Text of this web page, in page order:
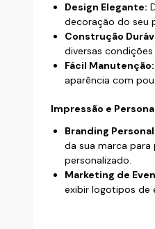
Design Elegante:
decoração do seu
Construção
diversas
Fácil Manutenção:
aparência com
Impressão e
Branding
da sua marca
personalizado.
Marketing de
exibir logotipos de